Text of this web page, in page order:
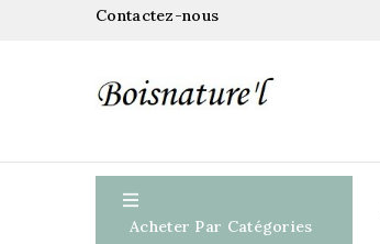
Contactez-nous

Acheter Par Catégories